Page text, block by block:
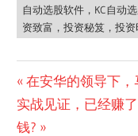
自动选股软件，KC自动
资致富，投资秘笈，投资
Post
navigation
Previous
Post:
在安华的领导下
Next
Post:
实战见证，已经赚
钱?